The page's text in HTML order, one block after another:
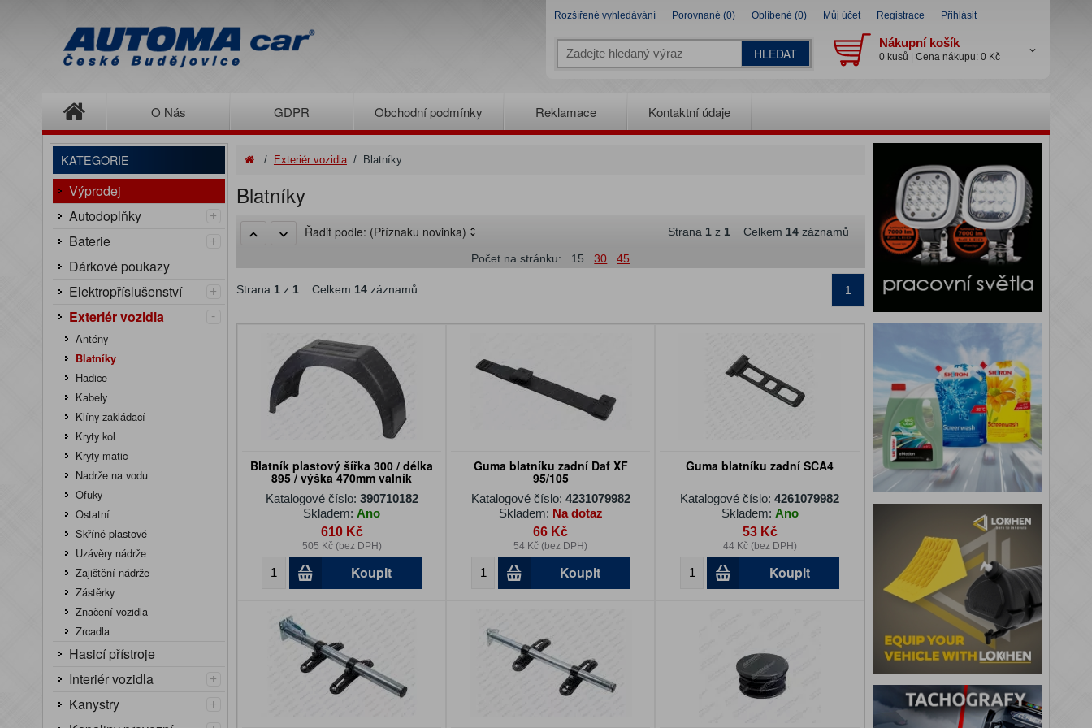
Rozšířené vyhledávání Porovnané (0) Oblíbené (0) Můj účet Registrace Přihlásit
HLEDAT
Nákupní košík
0 kusů | Cena nákupu: 0 Kč
O Nás GDPR Obchodní podmínky Reklamace Kontaktní údaje
KATEGORIE
Výprodej
Autodoplňky
+
Baterie
+
Dárkové poukazy
Elektropříslušenství
+
Exteriér vozidla
-
Antény
Blatníky
Hadice
Kabely
Klíny zakládací
Kryty kol
Kryty matic
Nadrže na vodu
Ofuky
Ostatní
Skříně plastové
Uzávěry nádrže
Zajištění nádrže
Zástěrky
Značení vozidla
Zrcadla
Hasicí přístroje
Interiér vozidla
+
Kanystry
+
/ Exteriér vozidla/ Blatníky
Blatníky
Řadit podle: (Příznaku novinka) Strana 1z 1Celkem 14záznamů
Počet na stránku: 15 30 45
Strana 1z 1Celkem 14záznamů 1
Blatník plastový šířka 300 / délka
895 / výška 470mm valník
Katalogové číslo: 390710182
Skladem: Ano
610 Kč
505 Kč (bez DPH)
Koupit
Guma blatníku zadní Daf XF
95/105
Katalogové číslo: 4231079982
Skladem: Na dotaz
66 Kč
54 Kč (bez DPH)
Koupit
Guma blatníku zadní SCA4
Katalogové číslo:4261079982
Skladem: Ano
53 Kč
44 Kč (bez DPH)
Koupit